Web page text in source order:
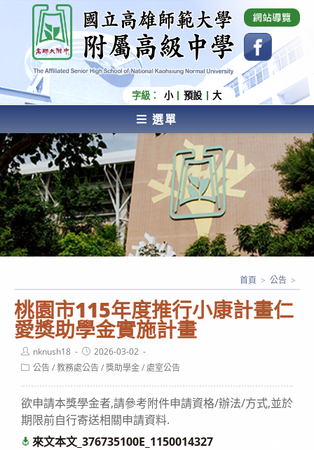
內
容
國立高雄師範大學附屬高級中學 Affiliated Senior
High School of National Kaohsiung Normal
University
字級： 小 預設 大
選單
AFFILIATED SENIOR HIGH SCHOOL OF NATIONAL
KAOHSIUNG NORMAL UNIVERSITY
桃園市115年度推行小康計畫仁
愛獎助學金實施計畫
首頁 > 公告 >
Post
author:
nknush18
Post
published:
2026-03-02
Post公告/教務處公告/獎助學金/處室公告
欲申請本獎學金者,請參考附件申請資格/辦法/方式,並於
期限前自行寄送相關申請資料.
來文本文_376735100E_1150014327